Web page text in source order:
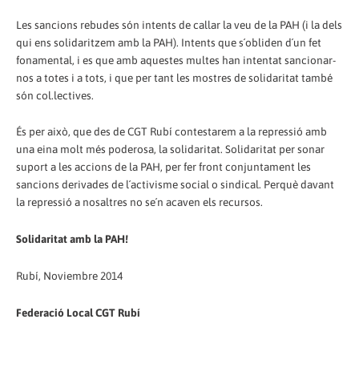
Les sancions rebudes són intents de callar la veu de la PAH (i la dels
qui ens solidaritzem amb la PAH). Intents que s´obliden d´un fet
fonamental, i es que amb aquestes multes han intentat sancionar-
nos a totes i a tots, i que per tant les mostres de solidaritat també
són col.lectives.
És per això, que des de CGT Rubí contestarem a la repressió amb
una eina molt més poderosa, la solidaritat. Solidaritat per sonar
suport a les accions de la PAH, per fer front conjuntament les
sancions derivades de l´activisme social o sindical. Perquè davant
la repressió a nosaltres no se´n acaven els recursos.
Solidaritat amb la PAH!
Rubí, Noviembre 2014
Federació Local CGT Rubí